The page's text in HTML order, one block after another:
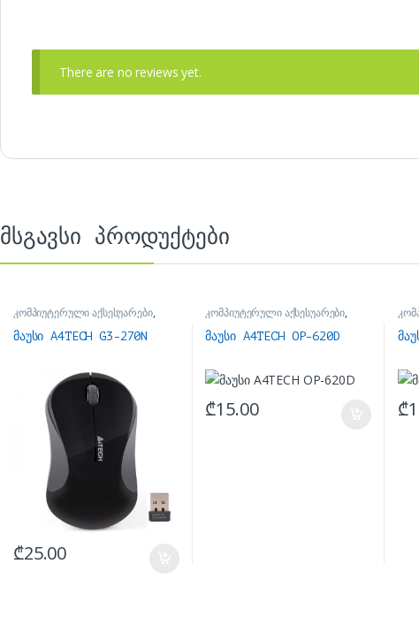
There are no reviews yet.
მსგავსი პროდუქტები
კომპიუტერული აქსესუარები,
მაუსები
მაუსი A4TECH G3-270N
₾25.00
კომპიუტერული აქსესუარები,
მაუსები
მაუსი A4TECH OP-620D
₾15.00 ₾